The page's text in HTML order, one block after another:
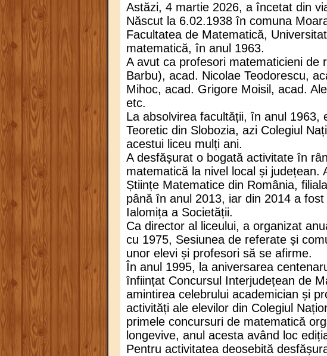
Astăzi, 4 martie 2026, a încetat din
Născut la 6.02.1938 în comuna
Facultatea de Matematică,
matematică, în anul 1963.
A avut ca profesori matematicieni de
Barbu), acad. Nicolae Teodorescu,
Mihoc, acad. Grigore Moisil, acad.
etc.
La absolvirea facultății, în anul 1963,
Teoretic din Slobozia, azi Colegiul
acestui liceu mulți ani.
A desfășurat o bogată activitate în
matematică la nivel local și
Științe Matematice din România,
până în anul 2013, iar din 2014 a
Ialomița a Societății.
Ca director al liceului, a organizat
cu 1975, Sesiunea de referate și
unor elevi și profesori să se afirme.
În anul 1995, la aniversarea
înființat Concursul Interjudețean de
amintirea celebrului academician și
activități ale elevilor din Colegiul
primele concursuri de matematică
longevive, anul acesta având loc
Pentru activitatea deosebită